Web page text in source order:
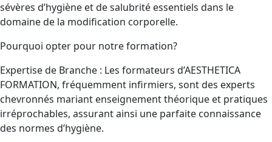
sévères d’hygiène et de salubrité essentiels dans le
domaine de la modification corporelle.
Pourquoi opter pour notre formation?
Expertise de Branche : Les formateurs d’AESTHETICA
FORMATION, fréquemment infirmiers, sont des experts
chevronnés mariant enseignement théorique et pratiques
irréprochables, assurant ainsi une parfaite connaissance
des normes d’hygiène.